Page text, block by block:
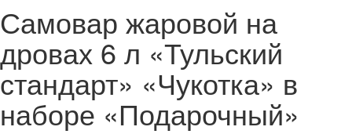
Самовар жаровой на
дровах 6 л «Тульский
стандарт» «Чукотка» в
наборе «Подарочный»